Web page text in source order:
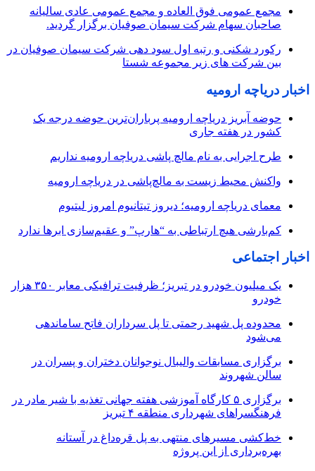
مجمع عمومی فوق العاده و مجمع عمومی عادی سالیانه
صاحبان سهام شرکت سیمان صوفیان برگزار گردید.
رکورد شکنی و رتبه اول سود دهی شرکت سیمان صوفیان در
بین شرکت های زیر مجموعه شستا
اخبار دریاچه ارومیه
حوضه آبریز دریاچه ارومیه پرباران‌ترین حوضه‌ درجه یک
کشور در هفته جاری
طرح اجرایی به نام مالچ پاشی دریاچه ارومیه نداریم
واکنش محیط زیست به مالچ‌پاشی در دریاچه ارومیه
معمای دریاچه ارومیه؛ دیروز تیتانیوم امروز لیتیوم
کم‌بارشی هیچ ارتباطی به “هارپ” و عقیم‌سازی ابرها ندارد
اخبار اجتماعی
یک میلیون خودرو در تبریز؛ ظرفیت ترافیکی معابر ۳۵۰ هزار
خودرو
محدوده پل شهید رحمتی تا پل سرداران فاتح ساماندهی
می‌شود
برگزاری مسابقات والیبال نوجوانان دختران و پسران در
سالن شهروند
برگزاری ۵ کارگاه آموزشی هفته جهانی تغذیه با شیر مادر در
فرهنگسراهای شهرداری منطقه ۴ تبریز
خط‌کشی مسیرهای منتهی به پل قره‌داغ در آستانه
بهره‌برداری از این پروژه